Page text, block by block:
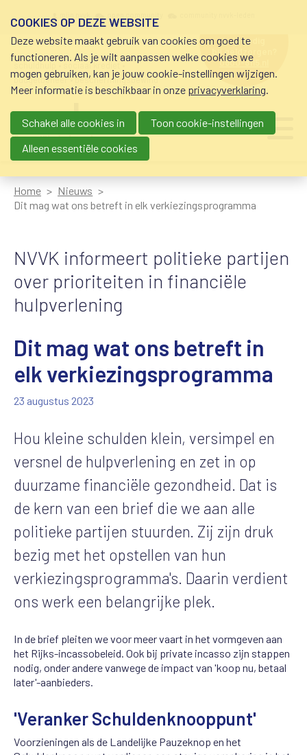
schuldhulp • sociaal krediet •
budgetbeheer • beschermingsbewind
hulp nodig
bij geldzorgen?
0800-8115.nl
Main navigation
Home
Nieuws
Dit mag wat ons betreft in elk verkiezingsprogramma
NVVK informeert politieke partijen
over prioriteiten in financiële
hulpverlening
Dit mag wat ons betreft in
elk verkiezingsprogramma
23 augustus 2023
Hou kleine schulden klein, versimpel en
versnel de hulpverlening en zet in op
duurzame financiële gezondheid. Dat is
de kern van een brief die we aan alle
politieke partijen stuurden. Zij zijn druk
bezig met het opstellen van hun
verkiezingsprogramma's. Daarin verdient
ons werk een belangrijke plek.
In de brief pleiten we voor meer vaart in het vormgeven aan
het Rijks-incassobeleid. Ook bij private incasso zijn stappen
nodig, onder andere vanwege de impact van 'koop nu, betaal
later'-aanbieders.
'Veranker Schuldenknooppunt'
Voorzieningen als de Landelijke Pauzeknop en het
COOKIES OP DEZE WEBSITE
Deze website maakt gebruik van cookies om goed te
functioneren. Als je wilt aanpassen welke cookies we
mogen gebruiken, kan je jouw cookie-instellingen wijzigen.
Meer informatie is beschikbaar in onze privacyverklaring.
Schakel alle cookies in
Toon cookie-instellingen
Alleen essentiële cookies